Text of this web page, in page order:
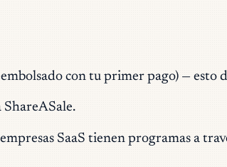
con tu primer pago) — esto
ShareASale.
SaaS tienen programas a